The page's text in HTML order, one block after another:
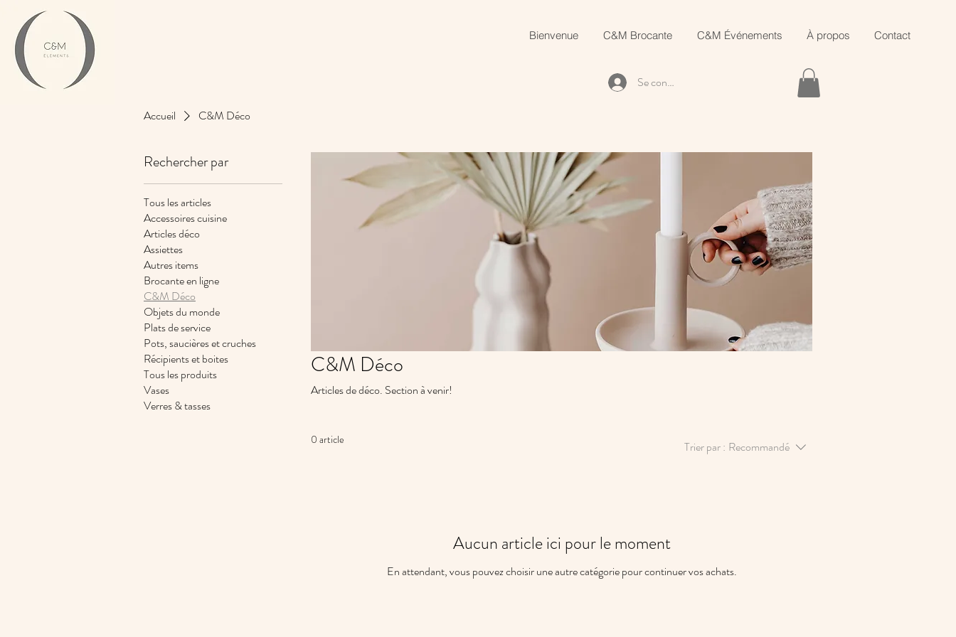
Bienvenue C&M Brocante C&M Événements À propos Contact
Se connecter
Accueil C&M Déco
Rechercher par
Tous les articles
Accessoires cuisine
Articles déco
Assiettes
Autres items
Brocante en ligne
C&M Déco
Objets du monde
Plats de service
Pots, saucières et cruches
Récipients et boites
Tous les produits
Vases
Verres & tasses
C&M Déco
Articles de déco. Section à venir!
0 article Trier par : Recommandé
Aucun article ici pour le moment
En attendant, vous pouvez choisir une autre catégorie pour continuer vos achats.